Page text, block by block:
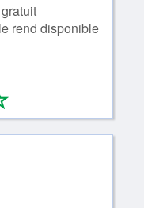
rend disponible
*
0/4